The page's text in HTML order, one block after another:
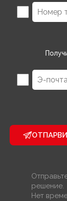
решение.
Нет